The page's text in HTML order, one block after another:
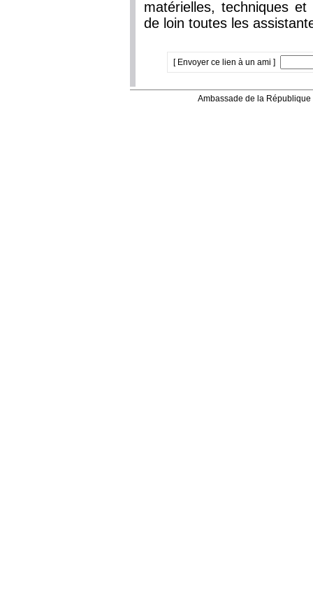
matérielles, techniques
de loin toutes les
[ Envoyer ce lien à un ami ]
Ambassade de la